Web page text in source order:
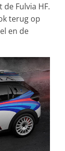
Fulvia HF.
terug op
en de